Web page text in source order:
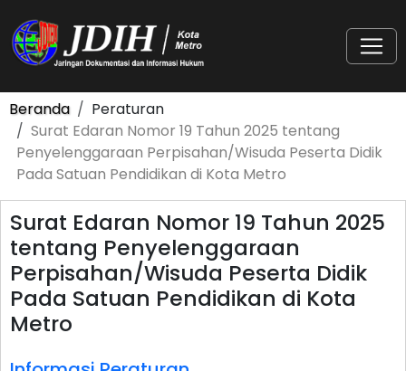
Beranda
Peraturan
Surat Edaran Nomor 19 Tahun 2025 tentang
Penyelenggaraan Perpisahan/Wisuda Peserta Didik
Pada Satuan Pendidikan di Kota Metro
Surat Edaran Nomor 19 Tahun 2025
tentang Penyelenggaraan
Perpisahan/Wisuda Peserta Didik
Pada Satuan Pendidikan di Kota
Metro